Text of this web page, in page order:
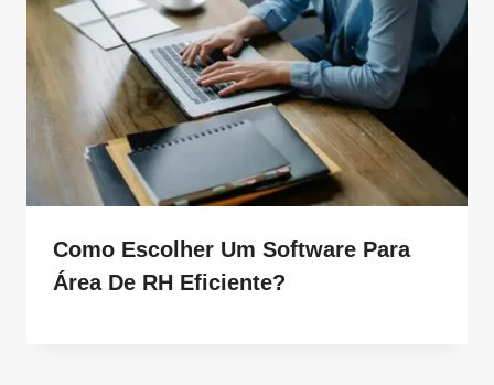
Como Escolher Um Software Para
Área De RH Eficiente?